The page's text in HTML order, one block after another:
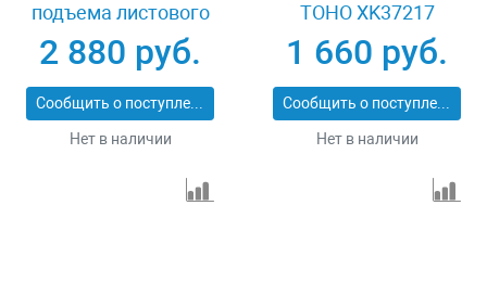
подъема листового
металла 2 т LB DHQ-
2.0
2 880 руб.
Сообщить о поступлении
Нет в наличии
TOHO XK37217
1 660 руб.
Сообщить о поступлении
Нет в наличии